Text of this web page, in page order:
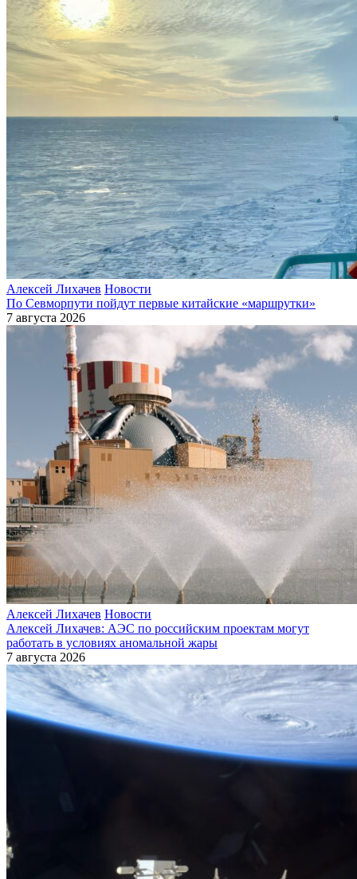
Алексей Лихачев Новости
По Севморпути пойдут первые китайские «маршрутки»
7 августа 2026
Алексей Лихачев Новости
Алексей Лихачев: АЭС по российским проектам могут
работать в условиях аномальной жары
7 августа 2026